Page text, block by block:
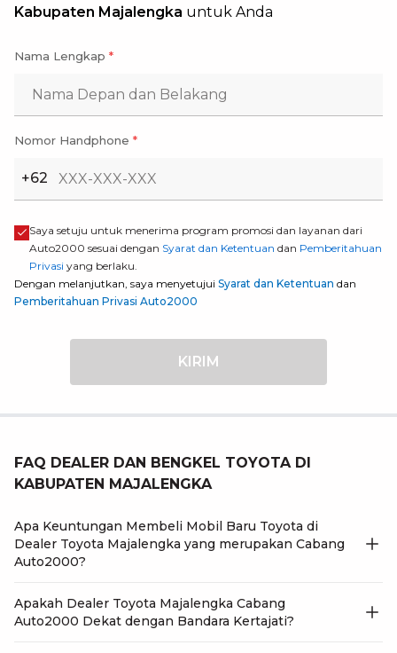
Kabupaten Majalengka untuk Anda
Nama Lengkap *
Nomor Handphone *
+62
Saya setuju untuk menerima program promosi dan layanan dari
Auto2000 sesuai dengan Syarat dan Ketentuan dan Pemberitahuan
Privasi yang berlaku.
Dengan melanjutkan, saya menyetujui Syarat dan Ketentuan dan
Pemberitahuan Privasi Auto2000
KIRIM
FAQ DEALER DAN BENGKEL TOYOTA DI
KABUPATEN MAJALENGKA
Apa Keuntungan Membeli Mobil Baru Toyota di
Dealer Toyota Majalengka yang merupakan Cabang
Auto2000?
Apakah Dealer Toyota Majalengka Cabang
Auto2000 Dekat dengan Bandara Kertajati?